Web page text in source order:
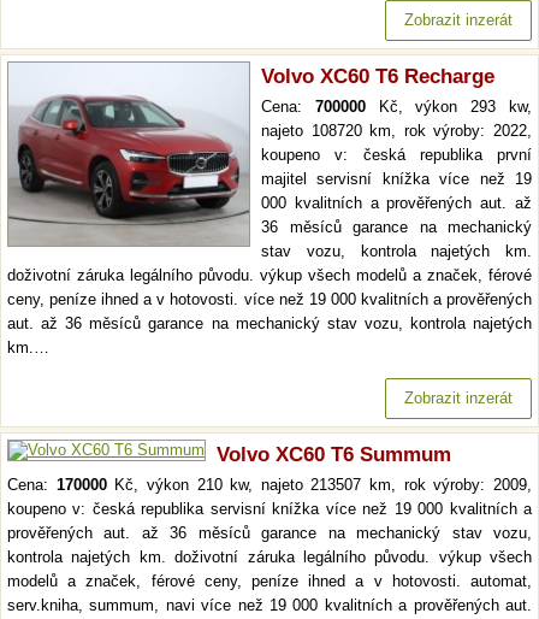
Zobrazit inzerát
Volvo XC60 T6 Recharge
Cena: 700000Kč, výkon 293 kw,
najeto 108720 km, rok výroby: 2022,
koupeno v: česká republika první
majitel servisní knížka více než 19
000 kvalitních a prověřených aut. až
36 měsíců garance na mechanický
stav vozu, kontrola najetých km.
doživotní záruka legálního původu. výkup všech modelů a značek, férové
ceny, peníze ihned a v hotovosti. více než 19 000 kvalitních a prověřených
aut. až 36 měsíců garance na mechanický stav vozu, kontrola najetých
km.…
Zobrazit inzerát
Volvo XC60 T6 Summum
Cena: 170000Kč, výkon 210 kw, najeto 213507 km, rok výroby: 2009,
koupeno v: česká republika servisní knížka více než 19 000 kvalitních a
prověřených aut. až 36 měsíců garance na mechanický stav vozu,
kontrola najetých km. doživotní záruka legálního původu. výkup všech
modelů a značek, férové ceny, peníze ihned a v hotovosti. automat,
serv.kniha, summum, navi více než 19 000 kvalitních a prověřených aut.